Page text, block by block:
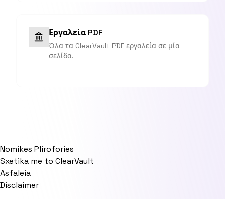
Εργαλεία PDF
Όλα τα ClearVault PDF εργαλεία σε μία
σελίδα.
Nomikes Plirofories
Sxetika me to ClearVault
Asfaleia
Disclaimer